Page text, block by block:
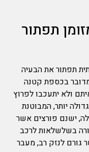
תפתור
תפתור את הבעיה
בכספת קטנה
ולא יתעכבו לפרוץ
יותר, המבוטנת
ישנם פורצים אשר
בשלשלאות לרכב
גורם לנזק רב, מעבר